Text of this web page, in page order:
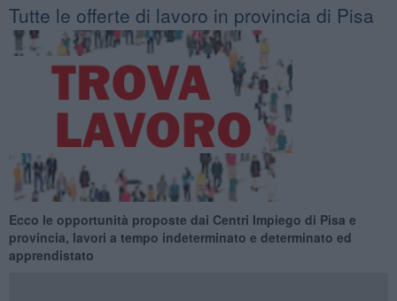
​Tutte le offerte di lavoro in provincia di Pisa
Ecco le opportunità proposte dai Centri Impiego di Pisa e
provincia, lavori a tempo indeterminato e determinato ed
apprendistato